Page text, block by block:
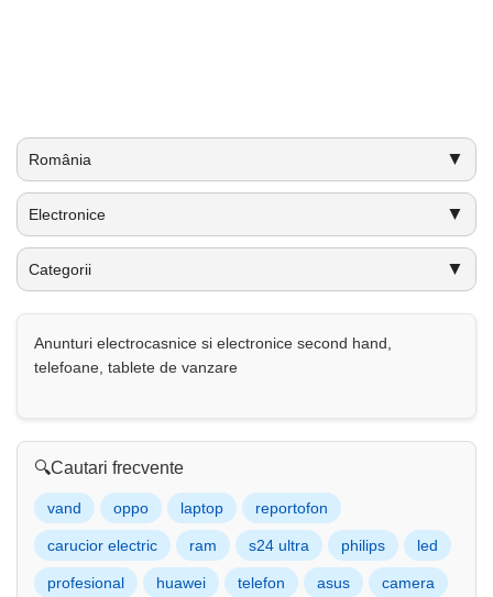
România ▼
Electronice ▼
Categorii ▼
Anunturi electrocasnice si electronice second hand,
telefoane, tablete de vanzare
🔍Cautari frecvente
vand oppo laptop reportofon
carucior electric ram s24 ultra philips led
profesional huawei telefon asus camera